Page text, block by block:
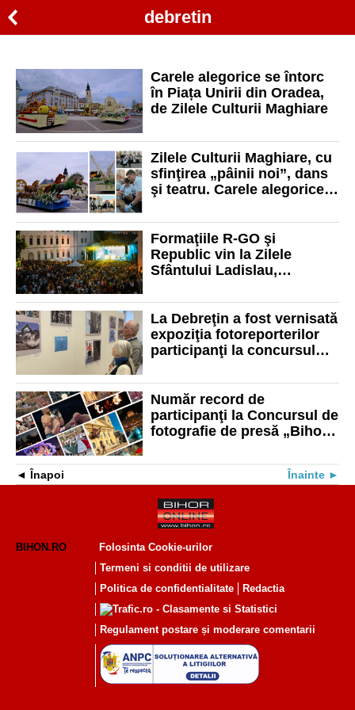
debretin
Carele alegorice se întorc
în Piața Unirii din Oradea,
de Zilele Culturii Maghiare
Zilele Culturii Maghiare, cu
sfinţirea „pâinii noi”, dans
şi teatru. Carele alegorice
Formaţiile R-GO şi
Republic vin la Zilele
Sfântului Ladislau,
Cetatea Oradea
La Debreţin a fost vernisată
expoziţia fotoreporterilor
participanţi la concursul
Număr record de
participanţi la Concursul de
fotografie de presă „Bihor
Înapoi Înainte
BIHON.RO
Folosinta Cookie-urilor
Termeni si conditii de utilizare
Politica de confidentialitate
Redactia
Regulament postare și moderare comentarii